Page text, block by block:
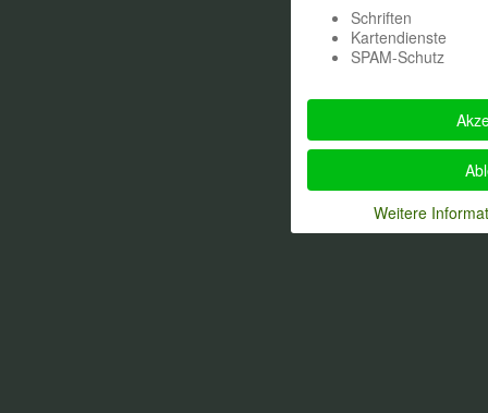
Schriften
Kartendienste
SPAM-Schutz
Weitere